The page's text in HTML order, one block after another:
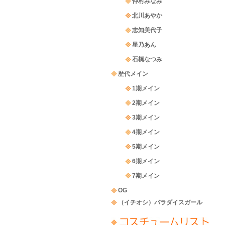
北川あやか
志知美代子
星乃あん
石橋なつみ
歴代メイン
1期メイン
2期メイン
3期メイン
4期メイン
5期メイン
6期メイン
7期メイン
OG
（イチオシ）パラダイスガール